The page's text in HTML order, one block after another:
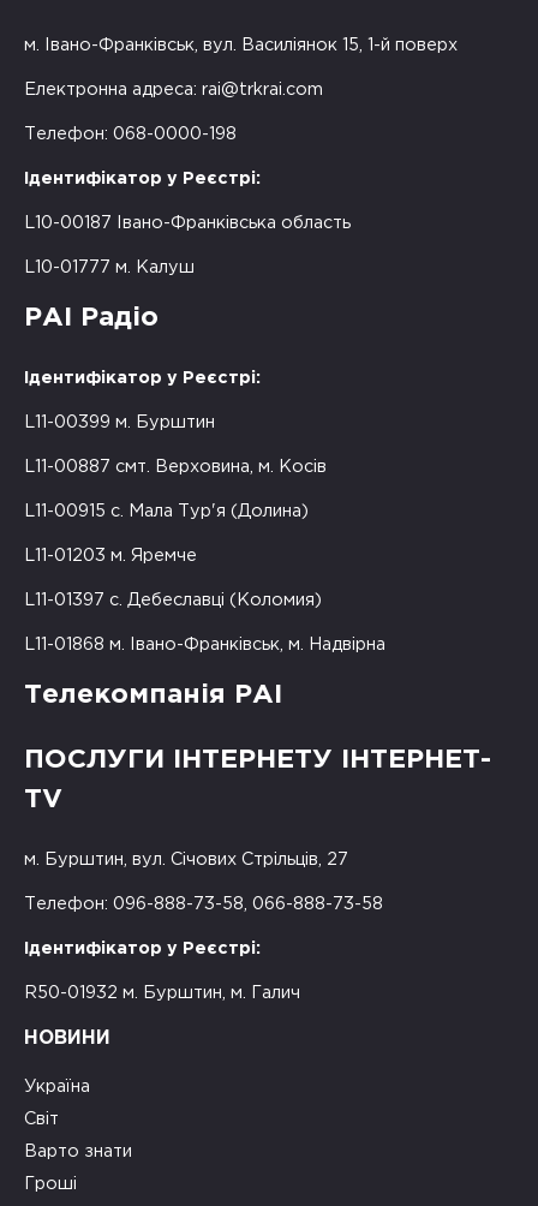
м. Івано-Франківськ, вул. Василіянок 15, 1-й поверх
Електронна адреса: rai@trkrai.com
Телефон: 068-0000-198
Ідентифікатор у Реєстрі:
L10-00187 Івано-Франківська область
L10-01777 м. Калуш
РАІ Радіо
Ідентифікатор у Реєстрі:
L11-00399 м. Бурштин
L11-00887 смт. Верховина, м. Косів
L11-00915 с. Мала Тур'я (Долина)
L11-01203 м. Яремче
L11-01397 с. Дебеславці (Коломия)
L11-01868 м. Івано-Франківськ, м. Надвірна
Телекомпанія РАІ
ПОСЛУГИ ІНТЕРНЕТУ ІНТЕРНЕТ-
TV
м. Бурштин, вул. Січових Стрільців, 27
Телефон: 096-888-73-58, 066-888-73-58
Ідентифікатор у Реєстрі:
R50-01932 м. Бурштин, м. Галич
НОВИНИ
Україна
Світ
Варто знати
Гроші